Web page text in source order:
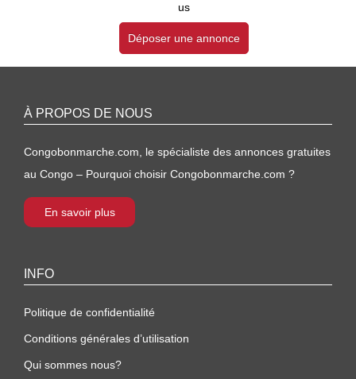
us
Déposer une annonce
À PROPOS DE NOUS
Congobonmarche.com, le spécialiste des annonces gratuites
au Congo – Pourquoi choisir Congobonmarche.com ?
En savoir plus
INFO
Politique de confidentialité
Conditions générales d’utilisation
Qui sommes nous?